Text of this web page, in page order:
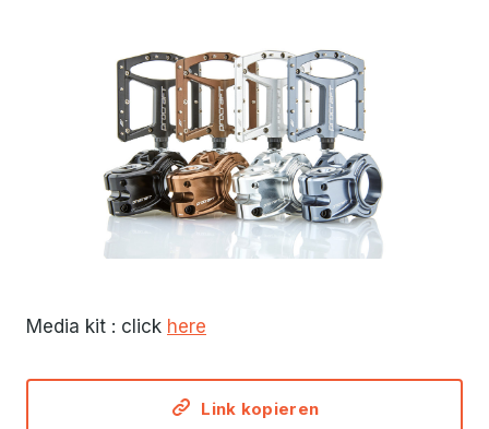
JPG
Media kit : click here
Link kopieren